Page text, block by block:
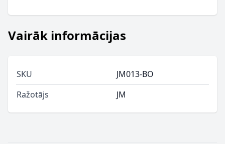
Vairāk informācijas
SKU
JM013-BO
Ražotājs
JM